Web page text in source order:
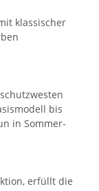
klassischer
bis
in Sommer-
erfüllt die